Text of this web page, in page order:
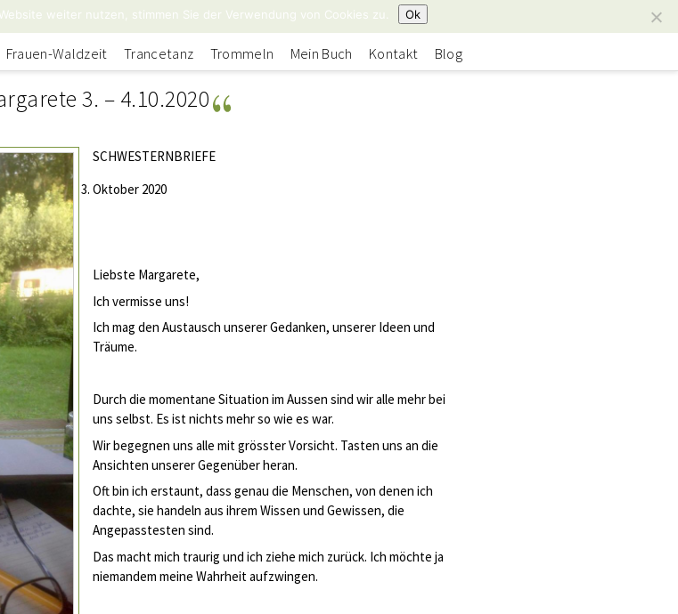
Frauen-Waldzeit Trancetanz Trommeln Mein Buch Kontakt Blog
3. – 4.10.2020
SCHWESTERNBRIEFE
Oktober 2020
Liebste Margarete,
Ich vermisse uns!
Ich mag den Austausch unserer Gedanken, unserer Ideen und
Träume.
Durch die momentane Situation im Aussen sind wir alle mehr bei
uns selbst. Es ist nichts mehr so wie es war.
Wir begegnen uns alle mit grösster Vorsicht. Tasten uns an die
Ansichten unserer Gegenüber heran.
Oft bin ich erstaunt, dass genau die Menschen, von denen ich
dachte, sie handeln aus ihrem Wissen und Gewissen, die
Angepasstesten sind.
Das macht mich traurig und ich ziehe mich zurück. Ich möchte ja
niemandem meine Wahrheit aufzwingen.
weiter nutzen, stimmen Sie der Verwendung von Cookies zu. Ok